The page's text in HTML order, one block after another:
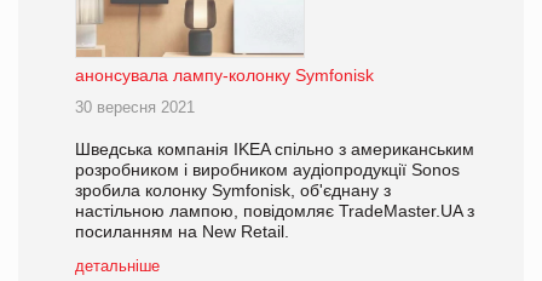
анонсувала лампу-колонку Symfonisk
30 вересня 2021
Шведська компанія IKEA спільно з американським
розробником і виробником аудіопродукції Sonos
зробила колонку Symfonisk, об'єднану з
настільною лампою, повідомляє TradeMaster.UA з
посиланням на New Retail.
детальніше